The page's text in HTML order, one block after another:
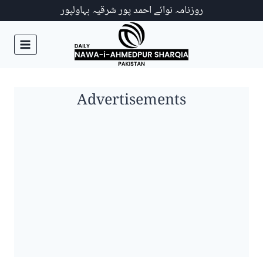
روزنامہ نوائے احمد پور شرقیہ بہاولپور
Advertisements